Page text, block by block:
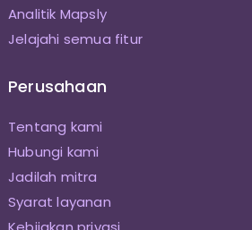
Analitik Mapsly
Jelajahi semua fitur
Perusahaan
Tentang kami
Hubungi kami
Jadilah mitra
Syarat layanan